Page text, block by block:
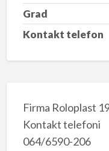
Grad
Kontakt telefon
Firma Roloplast
Kontakt telefoni
064/6590-206